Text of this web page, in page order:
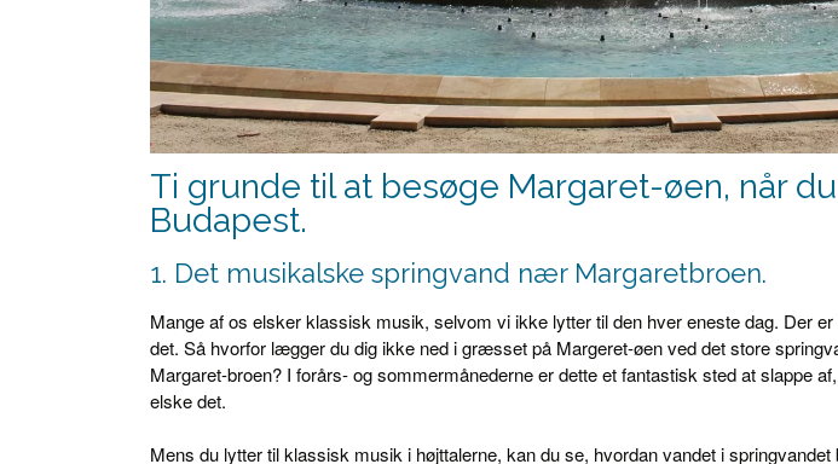
Ti grunde til at besøge Margaret-øen, når
Budapest.
1. Det musikalske springvand nær Margaretbroen.
Mange af os elsker klassisk musik, selvom vi ikke lytter til den hver eneste dag. Der
det. Så hvorfor lægger du dig ikke ned i græsset på Margeret-øen ved det store
Margaret-broen? I forårs- og sommermånederne er dette et fantastisk sted at slappe
elske det.
Mens du lytter til klassisk musik i højttalerne, kan du se, hvordan vandet i